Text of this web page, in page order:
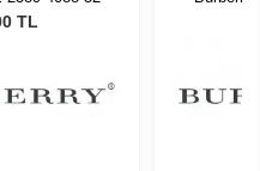
TL